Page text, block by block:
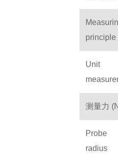
principle
Unit
测量力
radius